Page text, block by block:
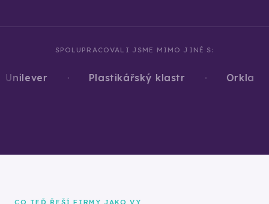
SPOLUPRACOVALI JSME MIMO JINÉ S:
Plastikářský klastr Orkla
CO TEĎ ŘEŠÍ FIRMY JAKO VY